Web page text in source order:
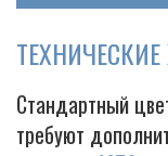
Стандартный
требуют